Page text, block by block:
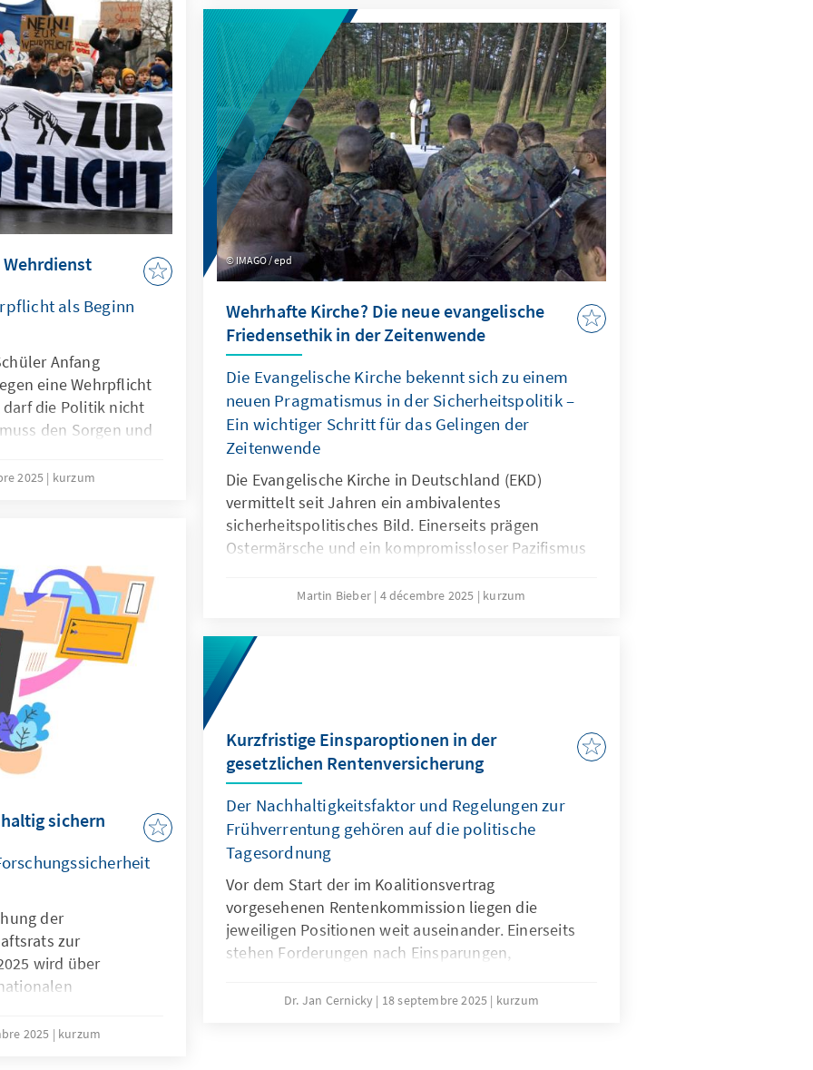
grundlegende Reform der WTO wird auch dieses Mal
nicht gelingen. Das ist zwar keine gute Nachricht für
die globale Handelsordnung, es bedeutet aber nicht,
dass den konstruktiven Kräften innerhalb der
Weltgemeinschaft und insbesondere der EU die
Hände gebunden sind.
als Beginn
Anfang
eine Wehrpflicht
darf die Politik nicht
den Sorgen und
einbezogen wird,
oder ein
Akzeptanz finden
2025 kurzum
IMAGO / epd
Wehrhafte Kirche? Die neue evangelische
Friedensethik in der Zeitenwende
Die Evangelische Kirche bekennt sich zu einem
neuen Pragmatismus in der Sicherheitspolitik –
Ein wichtiger Schritt für das Gelingen der
Zeitenwende
Die Evangelische Kirche in Deutschland (EKD)
vermittelt seit Jahren ein ambivalentes
sicherheitspolitisches Bild. Einerseits prägen
Ostermärsche und ein kompromissloser Pazifismus
engagieren sich evangelische Geistliche in der
Soldatinnen und Soldaten bei Auslandseinsätzen.
Martin Bieber 4 décembre 2025 kurzum
sichern
der
zur
wird über
positiv belegt –
2025 kurzum
Kurzfristige Einsparoptionen in der
gesetzlichen Rentenversicherung
Der Nachhaltigkeitsfaktor und Regelungen zur
Frühverrentung gehören auf die politische
Tagesordnung
Vor dem Start der im Koalitionsvertrag
vorgesehenen Rentenkommission liegen die
jeweiligen Positionen weit auseinander. Einerseits
stehen Forderungen nach Einsparungen,
abgelehnt. Eine notwendige große Rentenreform,
Dr. Jan Cernicky 18 septembre 2025 kurzum